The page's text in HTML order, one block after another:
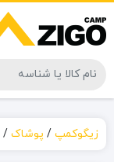
زیگوکمپ / پوشاک /